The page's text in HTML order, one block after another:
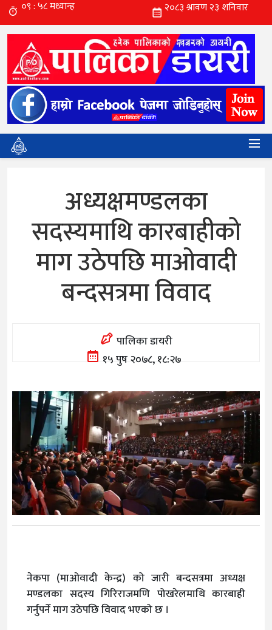
अध्यक्षमण्डलका
सदस्यमाथि कारबाहीको
माग उठेपछि माओवादी
बन्दसत्रमा विवाद
पालिका डायरी
१५ पुष २०७८, १८:२७
नेकपा (माओवादी केन्द्र) को जारी बन्दसत्रमा अध्यक्ष
मण्डलका सदस्य गिरिराजमणि पोखरेलमाथि कारबाही
गर्नुपर्ने माग उठेपछि विवाद भएको छ ।